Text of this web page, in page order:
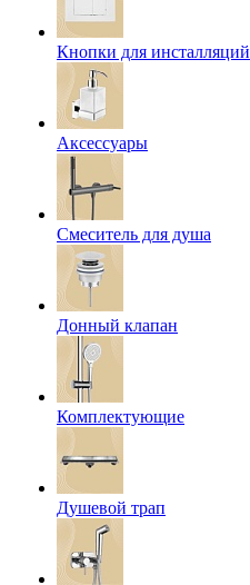
Кнопки для инсталляций
Аксессуары
Смеситель для душа
Донный клапан
Комплектующие
Душевой трап